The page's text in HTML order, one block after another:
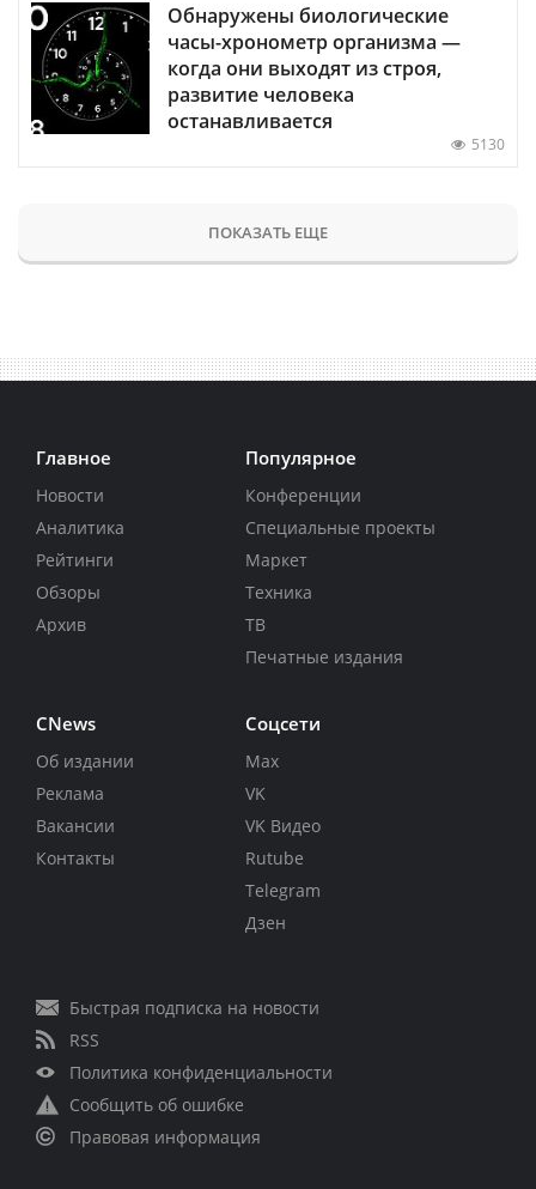
Обнаружены биологические
часы-хронометр организма —
когда они выходят из строя,
развитие человека
останавливается
5130
ПОКАЗАТЬ ЕЩЕ
Главное
Новости
Аналитика
Рейтинги
Обзоры
Архив
Популярное
Конференции
Специальные проекты
Маркет
Техника
ТВ
Печатные издания
CNews
Об издании
Реклама
Вакансии
Контакты
Соцсети
Max
VK
VK Видео
Rutube
Telegram
Дзен
Быстрая подписка на новости
RSS
Политика конфиденциальности
Сообщить об ошибке
Правовая информация